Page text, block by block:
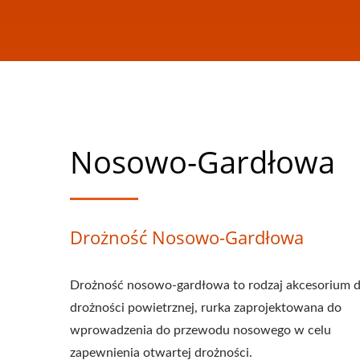
Nosowo-Gardłowa
Drożność Nosowo-Gardłowa
Drożność nosowo-gardłowa to rodzaj akcesorium
drożności powietrznej, rurka zaprojektowana do
wprowadzenia do przewodu nosowego w celu
zapewnienia otwartej drożności.